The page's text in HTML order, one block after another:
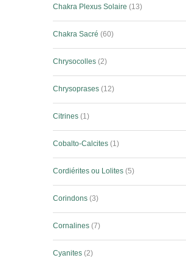
Chakra Plexus Solaire 13
Chakra Sacré 60
Chrysocolles 2
Chrysoprases 12
Citrines 1
Cobalto-Calcites 1
Cordiérites ou Lolites 5
Corindons 3
Cornalines 7
Cyanites 2